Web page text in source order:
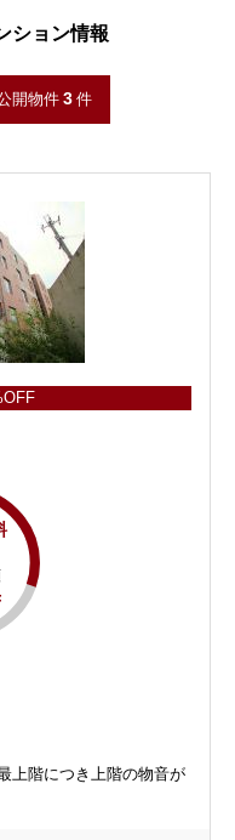
ション情報
開物件 3 件
上階につき上階の物音が